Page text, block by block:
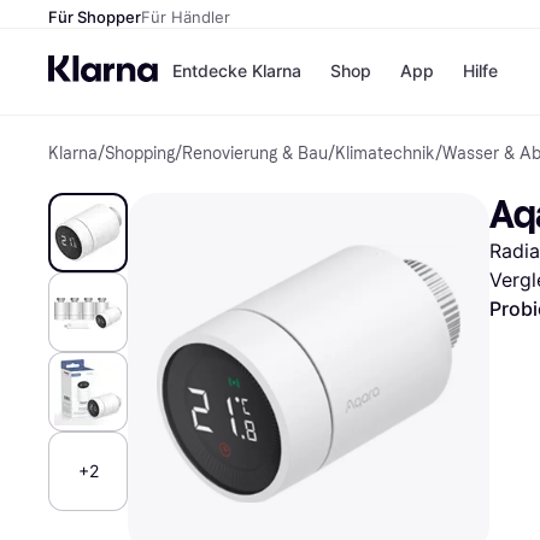
Für ShopperFür Händler
Entdecke Klarna
Zahlungsmethoden
Teilzahlungen
Bezahle in bis zu 30
Ratenzahlung
Shop
Shops
H&M
Temu
App Hilfe
Klarna/Shopping/Renovierung & Bau/Klimatechnik/Wasser &
+2